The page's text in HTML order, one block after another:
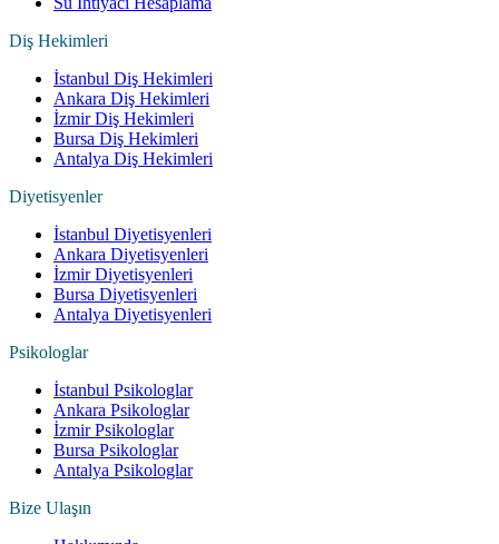
Diş Hekimleri
İstanbul Diş Hekimleri
Ankara Diş Hekimleri
İzmir Diş Hekimleri
Bursa Diş Hekimleri
Antalya Diş Hekimleri
Diyetisyenler
İstanbul Diyetisyenleri
Ankara Diyetisyenleri
İzmir Diyetisyenleri
Bursa Diyetisyenleri
Antalya Diyetisyenleri
Psikologlar
İstanbul Psikologlar
Ankara Psikologlar
İzmir Psikologlar
Bursa Psikologlar
Antalya Psikologlar
Bize Ulaşın